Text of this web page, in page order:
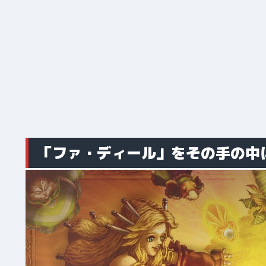
「ファ・ディール」をその手の中